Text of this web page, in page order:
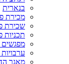
בנארית
מכירת
שכירת
תכניות
מפגשים
מאגר